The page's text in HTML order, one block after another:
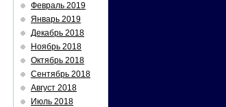
Февраль 2019
Январь 2019
Декабрь 2018
Ноябрь 2018
Октябрь 2018
Сентябрь 2018
Август 2018
Июль 2018